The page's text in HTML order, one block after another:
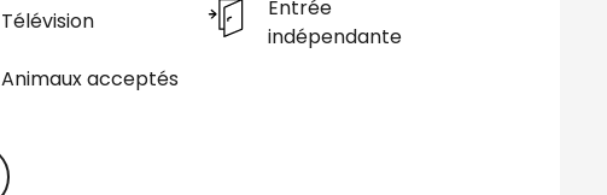
Télévision
Entrée
indépendante
Animaux acceptés